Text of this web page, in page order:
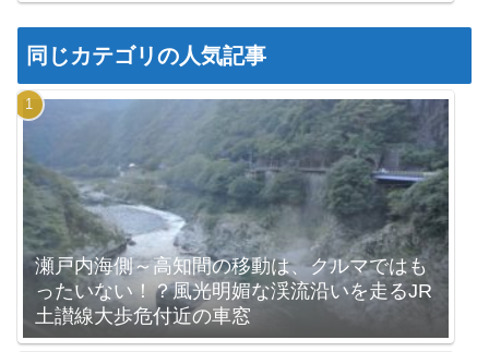
同じカテゴリの人気記事
瀬戸内海側～高知間の移動は、クルマではも
ったいない！？風光明媚な渓流沿いを走るJR
土讃線大歩危付近の車窓